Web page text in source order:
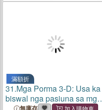
滿額折
31.Mga Porma 3-D: Usa ka
biswal nga pasiuna sa mga
無庫存